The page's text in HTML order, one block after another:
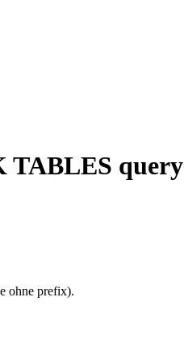
TABLES query
ohne prefix).